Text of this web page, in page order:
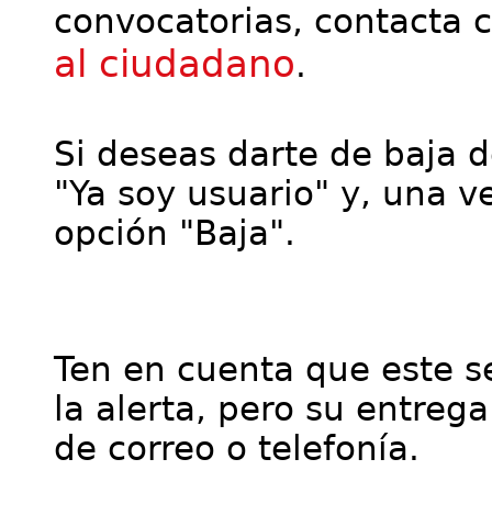
convocatorias, contacta
al ciudadano.
Si deseas darte de baja
"Ya soy usuario" y, una
opción "Baja".
Ten en cuenta que este
la alerta, pero su
de correo o telefonía.